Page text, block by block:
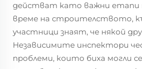
действат като важни етапи
време на строителството,
участници знаят, че някой
Независимите инспектори
проблеми, които биха могли